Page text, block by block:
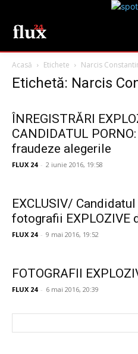
Acasă Etichete Narcis
Etichetă: Narcis
ÎNREGISTRĂRI
CANDIDATUL
fraudeze alegerile
FLUX 24 - 2 iunie 2016, 19:58
EXCLUSIV/
fotografii EXPLOZIVE
FLUX 24 - 9 mai 2016, 19:52
FOTOGRAFII
FLUX 24 - 6 mai 2016, 20:39